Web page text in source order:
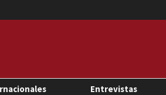
Entrevistas